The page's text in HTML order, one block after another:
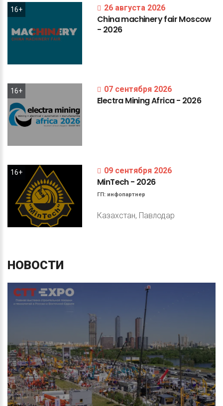
16+ 26 августа 2026
ChinamachineryfairMoscow
- 2026
16+ 07 сентября 2026
ElectraMiningAfrica- 2026
16+ 09 сентября 2026
MinTech- 2026
ГП: инфопартнер
Казахстан, Павлодар
НОВОСТИ